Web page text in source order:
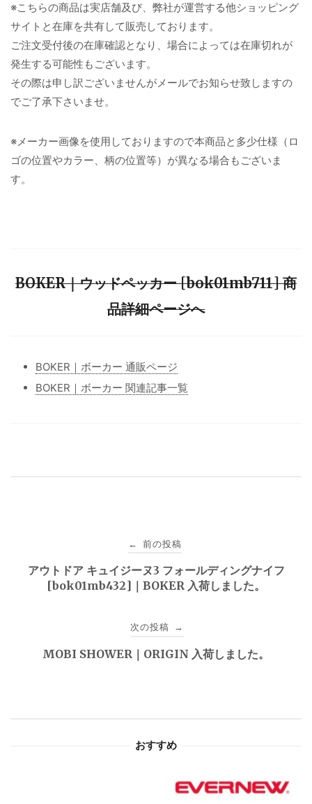
※こちらの商品は実店舗及び、弊社が運営する他ショッピング
サイトと在庫を共有して販売しております。
ご注文受付後の在庫確認となり、場合によっては在庫切れが
発生する可能性もございます。
その際は申し訳ございませんがメールでお知らせ致しますの
でご了承下さいませ。
※メーカー画像を使用しておりますので本商品と多少仕様（ロ
ゴの位置やカラー、柄の位置等）が異なる場合もございま
す。
BOKER｜ウッドペッカー [bok01mb711] 商
品詳細ページへ
BOKER｜ボーカー 通販ページ
BOKER｜ボーカー 関連記事一覧
← 前の投稿
アウトドア キュイジーヌ3 フォールディングナイフ
[bok01mb432]｜BOKER 入荷しました。
次の投稿 →
MOBI SHOWER｜ORIGIN 入荷しました。
おすすめ